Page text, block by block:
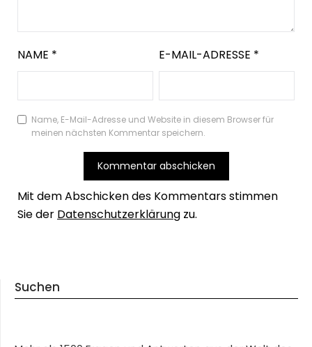
NAME * E-MAIL-ADRESSE *
Name, E-Mail-Adresse und Website in diesem Browser für
meinen nächsten Kommentar speichern.
Mit dem Abschicken des Kommentars stimmen
Sie der Datenschutzerklärung zu.
Suchen